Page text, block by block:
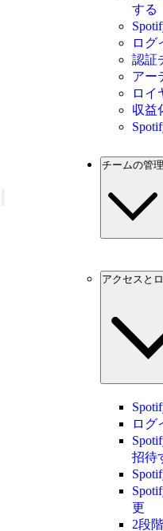
する
ログ
認証
アー
ロイ
収益
チームの管理
アクセスと
ログ
招待
更
2段